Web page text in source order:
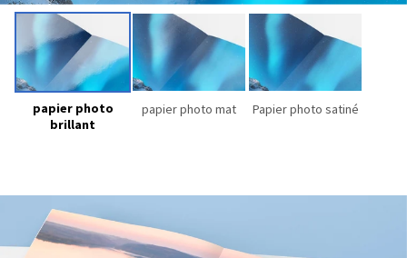
papier photo
brillant
papier photo mat Papier photo satiné